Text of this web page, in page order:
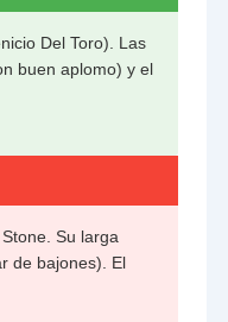
Del Toro). Las
buen aplomo) y el
Su larga
de bajones). El